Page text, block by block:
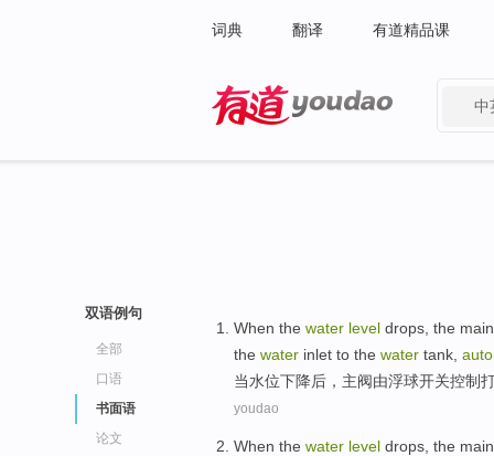
词典 翻译 有道精品课
中
双语例句
全部
口语
书面语
论文
When the water level drops the main
the water inlet to the water tank
当水位下降后 ， 主阀由浮球开关控制
youdao
When the water level drops the main